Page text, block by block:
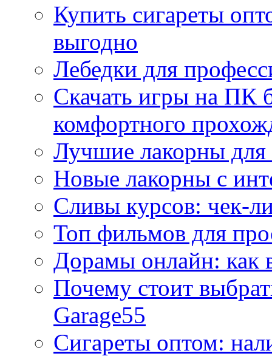
Купить сигареты
выгодно
Лебедки для
Скачать игры на ПК
комфортного
Лучшие лакорны для
Новые лакорны с
Сливы курсов: чек-
Топ фильмов для
Дорамы онлайн: как
Почему стоит
Garage55
Сигареты оптом: